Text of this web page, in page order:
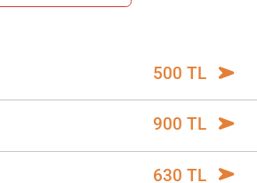
500 TL
900 TL
630 TL